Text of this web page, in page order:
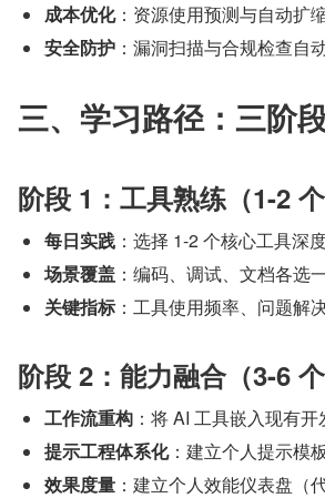
成本优化：资源使用预测与自动扩
安全防护 ：漏洞扫描与合规检查自
三、学习路径：三阶
阶段 1：工具熟练（1-2 个
每日实践 ：选择 1-2 个核心工具深
场景覆盖 ：编码、调试、文档各选
关键指标：工具使用频率、问题解
阶段 2：能力融合（3-6 个
工作流重构 ：将 AI 工具嵌入现有开
提示工程体系化：建立个人提示模
效果度量 ：建立个人效能仪表盘（